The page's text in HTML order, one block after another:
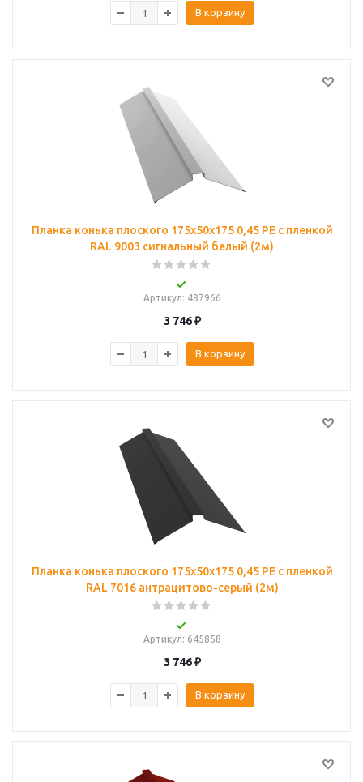
В корзину
Планка конька плоского 175х50х175 0,45 PE с пленкой
RAL 9003 сигнальный белый (2м)
Артикул: 487966
3 746₽
В корзину
Планка конька плоского 175х50х175 0,45 PE с пленкой
RAL 7016 антрацитово-серый (2м)
Артикул: 645858
3 746₽
В корзину